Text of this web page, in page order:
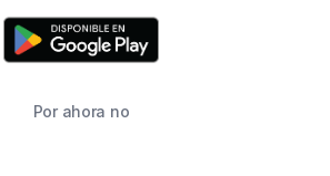
Por ahora no